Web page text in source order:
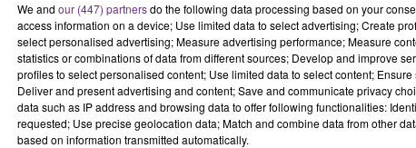
We and our (447) partnersdo the following data processing based on your
access information on a device; Use limited data to select advertising; Create
select personalised advertising; Measure advertising performance; Measure
statistics or combinations of data from different sources; Develop and improve
profiles to select personalised content; Use limited data to select content;
Deliver and present advertising and content; Save and communicate privacy
data such as IP address and browsing data to offer following functionalities:
requested; Use precise geolocation data; Match and combine data from other
based on information transmitted automatically.